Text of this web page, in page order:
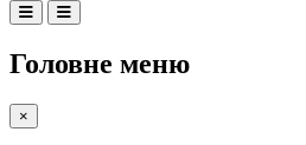
Головне меню
×